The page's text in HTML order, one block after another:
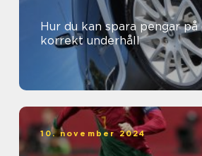
Hur du kan spara pengar
korrekt underhåll
10. november 2024